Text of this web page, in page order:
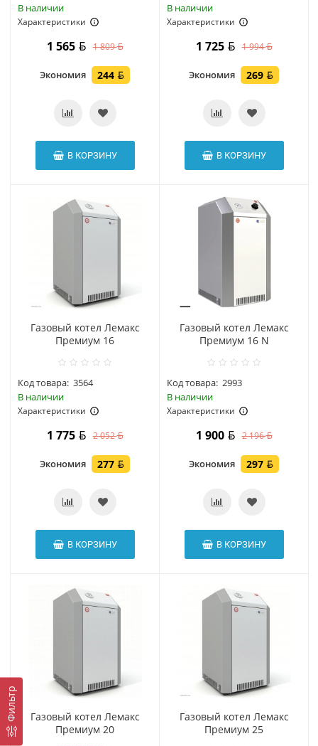
Фильтр
В наличии
Характеристики
1 565 1 809
Экономия 244
В КОРЗИНУ
В наличии
Характеристики
1 725 1 994
Экономия 269
В КОРЗИНУ
Газовый котел Лемакс
Премиум 16
Код товара: 3564
В наличии
Характеристики
1 775 2 052
Экономия 277
В КОРЗИНУ
Газовый котел Лемакс
Премиум 16 N
Код товара: 2993
В наличии
Характеристики
1 900 2 196
Экономия 297
В КОРЗИНУ
Газовый котел Лемакс
Премиум 20
Газовый котел Лемакс
Премиум 25